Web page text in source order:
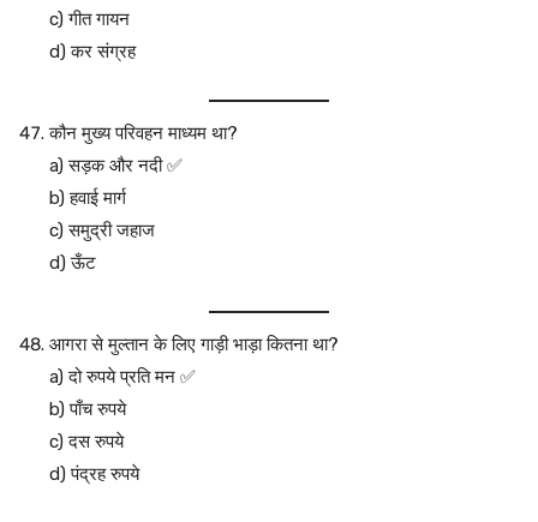
c) गीत गायन
d) कर संग्रह
कौन मुख्य परिवहन माध्यम था?
a) सड़क और नदी ✅
b) हवाई मार्ग
c) समुद्री जहाज
d) ऊँट
आगरा से मुल्तान के लिए गाड़ी भाड़ा कितना था?
a) दो रुपये प्रति मन ✅
b) पाँच रुपये
c) दस रुपये
d) पंद्रह रुपये